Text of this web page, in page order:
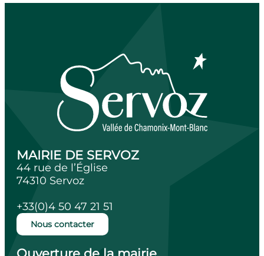
MAIRIE DE SERVOZ
44 rue de l’Église
74310 Servoz
+33(0)4 50 47 21 51
Nous contacter